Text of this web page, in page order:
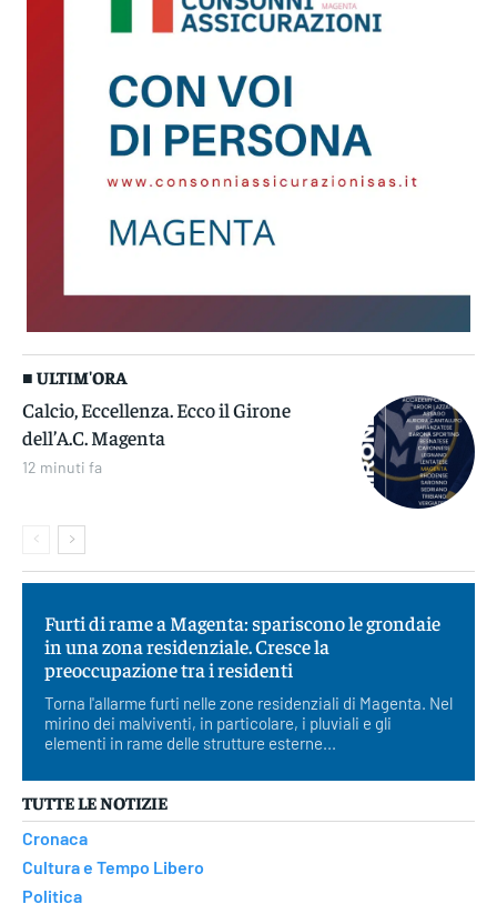
■ ULTIM'ORA
Calcio, Eccellenza. Ecco il Girone
dell’A.C. Magenta
12 minuti fa
Furti di rame a Magenta: spariscono le grondaie
in una zona residenziale. Cresce la
preoccupazione tra i residenti
Torna l'allarme furti nelle zone residenziali di Magenta. Nel
mirino dei malviventi, in particolare, i pluviali e gli
elementi in rame delle strutture esterne...
TUTTE LE NOTIZIE
Cronaca
Cultura e Tempo Libero
Politica